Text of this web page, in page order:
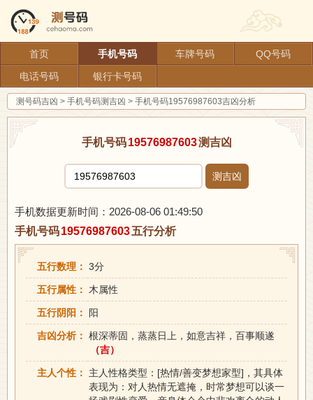
首页 手机号码 车牌号码
QQ号码
电话号码
银行卡号码
测号码吉凶 > 手机号码测吉凶 > 手机号码19576987603吉凶分析
手机号码 19576987603测吉凶
测吉凶
手机数据更新时间：2026-08-06 01:49:50
手机号码19576987603五行分析
五行数理： 3分
五行属性： 木属性
五行阴阳： 阳
吉凶分析： 根深蒂固，蒸蒸日上，如意吉祥，百事顺遂
（吉）
主人个性：
主人性格类型：[热情/善变梦想家型]，其具体
表现为：对人热情无遮掩，时常梦想可以谈一